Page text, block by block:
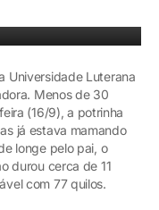
Universidade Luterana
Menos de 30
(16/9), a potrinha
já estava mamando
longe pelo pai, o
durou cerca de 11
com 77 quilos.